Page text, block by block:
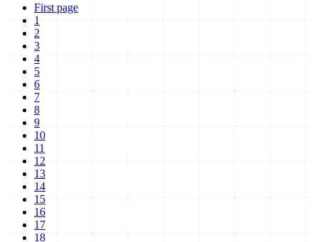
First page
1
2
3
4
5
6
7
8
9
10
11
12
13
14
15
16
17
18